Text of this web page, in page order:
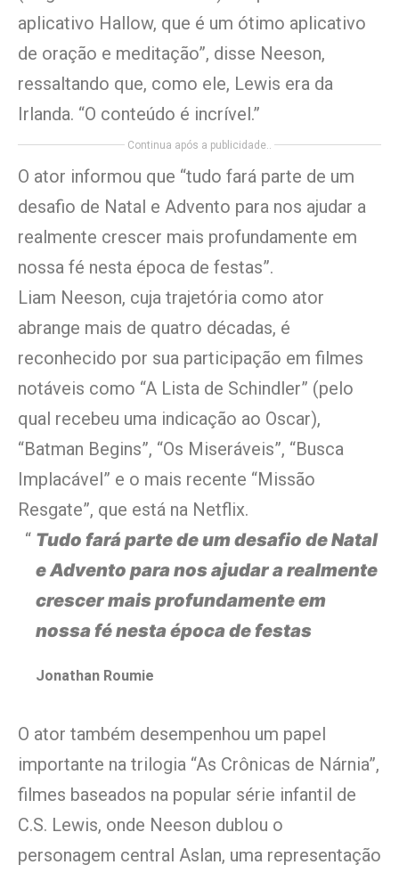
aplicativo Hallow, que é um ótimo aplicativo
de oração e meditação”, disse Neeson,
ressaltando que, como ele, Lewis era da
Irlanda. “O conteúdo é incrível.”
Continua após a publicidade..
O ator informou que “tudo fará parte de um
desafio de Natal e Advento para nos ajudar a
realmente crescer mais profundamente em
nossa fé nesta época de festas”.
Liam Neeson, cuja trajetória como ator
abrange mais de quatro décadas, é
reconhecido por sua participação em filmes
notáveis como “A Lista de Schindler” (pelo
qual recebeu uma indicação ao Oscar),
“Batman Begins”, “Os Miseráveis”, “Busca
Implacável” e o mais recente “Missão
Resgate”, que está na Netflix.
Tudo fará parte de um desafio de Natal
e Advento para nos ajudar a realmente
crescer mais profundamente em
nossa fé nesta época de festas
Jonathan Roumie
O ator também desempenhou um papel
importante na trilogia “As Crônicas de Nárnia”,
filmes baseados na popular série infantil de
C.S. Lewis, onde Neeson dublou o
personagem central Aslan, uma representação